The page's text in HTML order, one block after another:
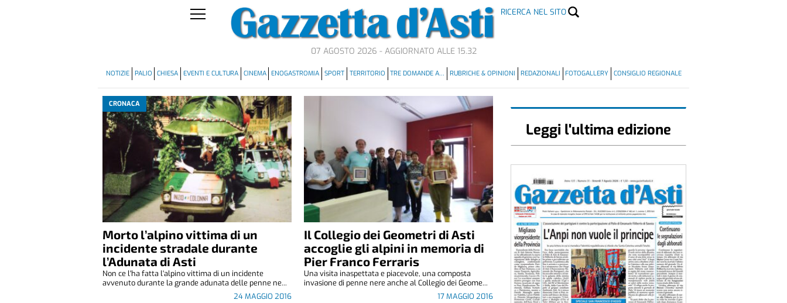
RICERCA NEL SITO
07 AGOSTO 2026 - AGGIORNATO ALLE 15.32
NOTIZIE PALIO CHIESA EVENTI E CULTURA CINEMA ENOGASTROMIA SPORT TERRITORIO TRE DOMANDE A… RUBRICHE & OPINIONI REDAZIONALI FOTOGALLERY CONSIGLIO REGIONALE
CRONACA
Morto l’alpino vittima di un
incidente stradale durante
l’Adunata di Asti
24 MAGGIO 2016
Non ce l'ha fatta l'alpino vittima di un incidente
avvenuto durante la grande adunata delle penne ne...
Il Collegio dei Geometri di Asti
accoglie gli alpini in memoria di
Pier Franco Ferraris
17 MAGGIO 2016
Una visita inaspettata e piacevole, una composta
invasione di penne nere anche al Collegio dei Geome...
Leggi l'ultima edizione